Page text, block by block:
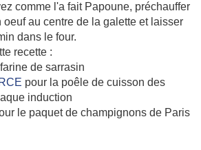
comme l'a fait Papoune, préchauffer
oeuf au centre de la galette et laisser
dans le four.
recette :
de sarrasin
pour la poêle de cuisson des
induction
le paquet de champignons de Paris